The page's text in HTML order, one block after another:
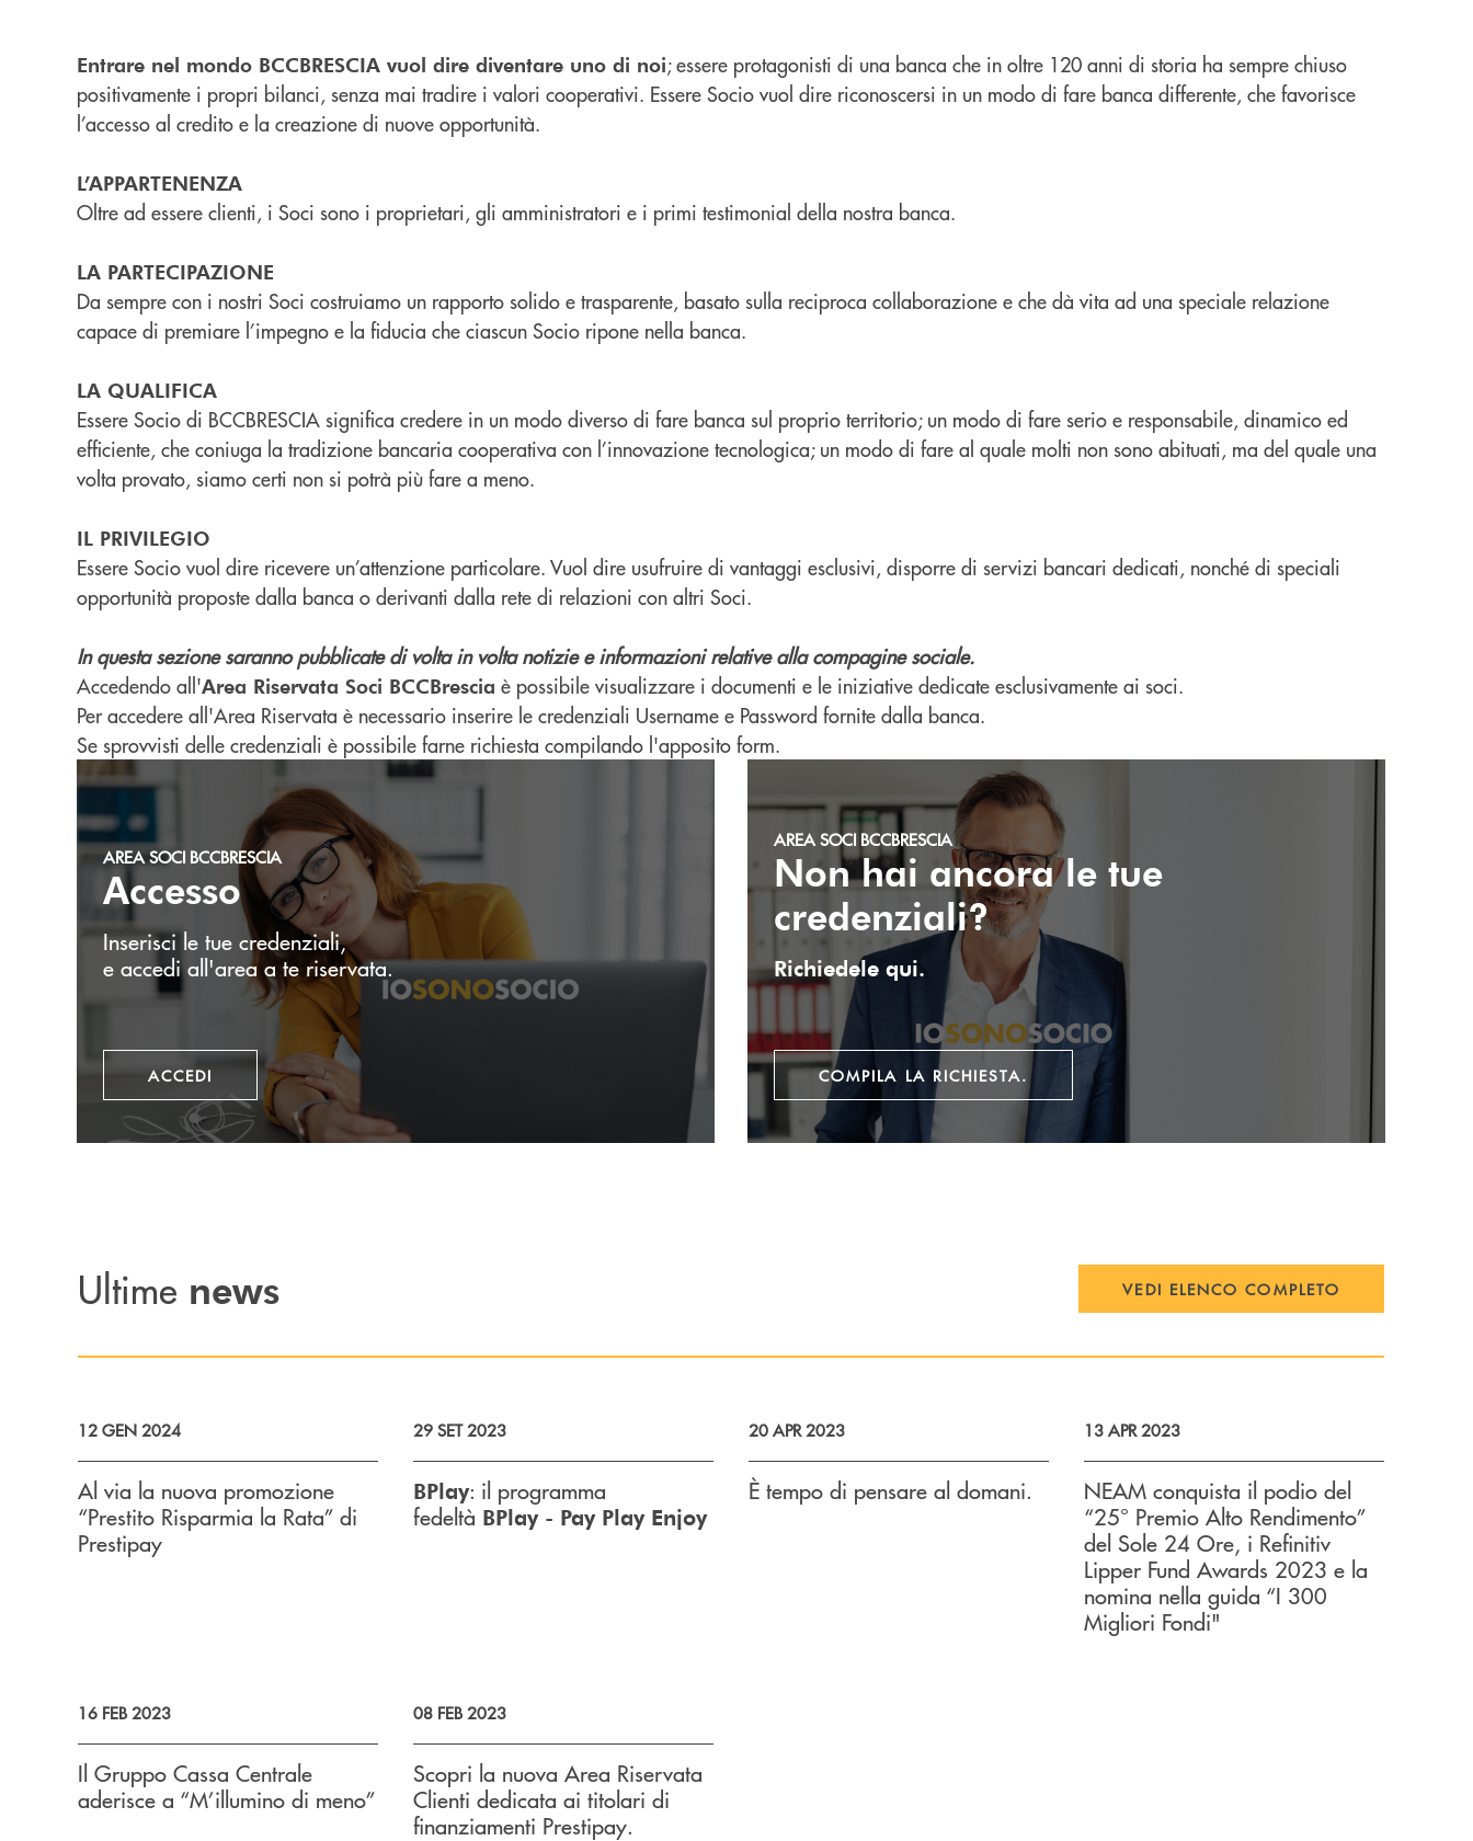
Entrare nel mondo BCCBRESCIA vuol dire diventare uno di noi; essere protagonisti di una banca che in oltre 120 anni di storia ha sempre chiuso
positivamente i propri bilanci, senza mai tradire i valori cooperativi. Essere Socio vuol dire riconoscersi in un modo di fare banca differente, che favorisce
l’accesso al credito e la creazione di nuove opportunità.
L’APPARTENENZA
Oltre ad essere clienti, i Soci sono i proprietari, gli amministratori e i primi testimonial della nostra banca.
LA PARTECIPAZIONE
Da sempre con i nostri Soci costruiamo un rapporto solido e trasparente, basato sulla reciproca collaborazione e che dà vita ad una speciale relazione
capace di premiare l’impegno e la fiducia che ciascun Socio ripone nella banca.
LA QUALIFICA
Essere Socio di BCCBRESCIA significa credere in un modo diverso di fare banca sul proprio territorio; un modo di fare serio e responsabile, dinamico ed
efficiente, che coniuga la tradizione bancaria cooperativa con l’innovazione tecnologica; un modo di fare al quale molti non sono abituati, ma del quale una
volta provato, siamo certi non si potrà più fare a meno.
IL PRIVILEGIO
Essere Socio vuol dire ricevere un’attenzione particolare. Vuol dire usufruire di vantaggi esclusivi, disporre di servizi bancari dedicati, nonché di speciali
opportunità proposte dalla banca o derivanti dalla rete di relazioni con altri Soci.
In questa sezione saranno pubblicate di volta in volta notizie e informazioni relative alla compagine sociale.
Accedendo all'Area Riservata Soci BCCBrescia è possibile visualizzare i documenti e le iniziative dedicate esclusivamente ai soci.
Per accedere all'Area Riservata è necessario inserire le credenziali Username e Password fornite dalla banca.
Se sprovvisti delle credenziali è possibile farne richiesta compilando l'apposito form.
Accedi
AREA SOCI BCCBRESCIA
Accesso
Inserisci le tue credenziali,
e accedi all'area a te riservata.
ACCEDI
AREA SOCI BCCBRESCIA
Non hai ancora le tue
credenziali?
Richiedele qui.
COMPILA LA RICHIESTA.
Ultime news VEDI ELENCO COMPLETO
12 GEN 2024
Al via la nuova promozione
“Prestito Risparmia la Rata” di
Prestipay
29 SET 2023
BPlay: il programma
fedeltà BPlay - Pay Play Enjoy
20 APR 2023
È tempo di pensare al domani.
13 APR 2023
NEAM conquista il podio del
“25° Premio Alto Rendimento”
del Sole 24 Ore, i Refinitiv
Lipper Fund Awards 2023 e la
nomina nella guida “I 300
Migliori Fondi"
16 FEB 2023
Il Gruppo Cassa Centrale
aderisce a “M’illumino di meno”
08 FEB 2023
Scopri la nuova Area Riservata
Clienti dedicata ai titolari di
finanziamenti Prestipay.